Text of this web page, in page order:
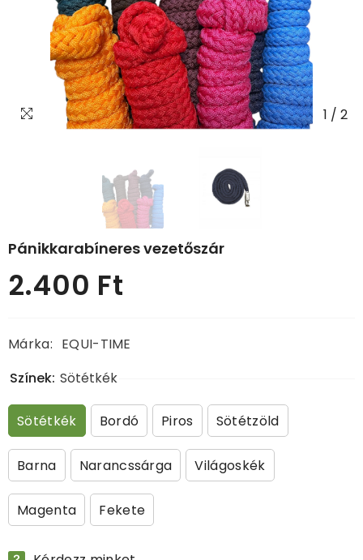
1 / 2
Pánikkarabíneres vezetőszár
Normál
ár
2.400 Ft
Márka: EQUI-TIME
Színek: Sötétkék
Sötétkék Bordó Piros Sötétzöld
Barna Narancssárga Világoskék
Magenta Fekete